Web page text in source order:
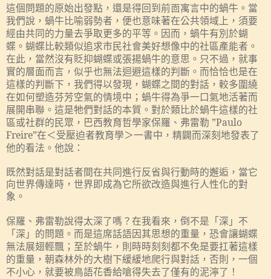
這個問題的原始出發點，還是得回到前靣寓言中的蝸牛。當
我們說，蝸牛比喻弱勢者，便也意味著在公共領域上，須要
經由共同的力量去爭取更多的平等。因而，蝸牛有別於蝴
蝶。蝴蝶比較類似追求市民社會美好想像中的社區產能者。
在此，當然沒有貶抑蝴蝶或張揚蝸牛的意思。只不過，就事
實的層面而言，似乎也無法迴避這樣的判斷。而恰恰也是在
這樣的判斷下，我們得以發現，蝴蝶之間的對話，較多圍繞
在如何塑造芬芳空氣的情境中；蝸牛得為爭一口氣地活著而
展開串聯。這是牠們對話的本質。對於類比於蝸牛這樣的社
區或社群的民眾，巴西教育哲學家保羅、弗雷勒 ”Paulo
Freire”在＜受壓迫者教育學＞一書中，精闢而深刻地發表了
他的看法。他說：
既然對話是對話者間在共同進行反省與行動時的邂逅，當它
向世界傳達時，世界即成為它所欲改造與進行人性化的對
象。
保羅、弗雷勒說得太深了嗎？在我看來，倒不是「深」不
「深」的問題。而是這席話語因其思想的重量，恐會讓蝴蝶
無法展翅輕飄；至於蝸牛，則時時刻刻都不免是要扛著這樣
的重量，朝森林外的大樹下緩緩地爬行與對話，否則，一個
不小心，就要被鳥語花香給嗆得失去了僅有的泥濘了！